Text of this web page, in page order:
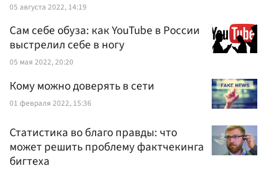
05 августа 2022, 14:19
Сам себе обуза: как YouTube в России
выстрелил себе в ногу
05 мая 2022, 20:20
Кому можно доверять в сети
01 февраля 2022, 15:36
Статистика во благо правды: что
может решить проблему фактчекинга
бигтеха